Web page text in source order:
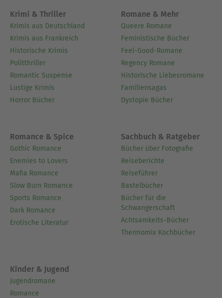
Krimi & Thriller
Krimis aus Deutschland
Krimis aus Frankreich
Historische Krimis
Politthriller
Romantic Suspense
Lustige Krimis
Horror Bücher
Romane & Mehr
Queere Romane
Feministische Bücher
Feel-Good-Romane
Regency Romane
Historische Liebesromane
Familiensagas
Dystopie Bücher
Romance & Spice
Gothic Romance
Enemies to Lovers
Mafia Romance
Slow Burn Romance
Sports Romance
Dark Romance
Erotische Literatur
Sachbuch & Ratgeber
Bücher über Fotografie
Reiseberichte
Reiseführer
Bastelbücher
Bücher für die
Schwangerschaft
Achtsamkeits-Bücher
Thermomix Kochbücher
Kinder & Jugend
Jugendromane
Romance